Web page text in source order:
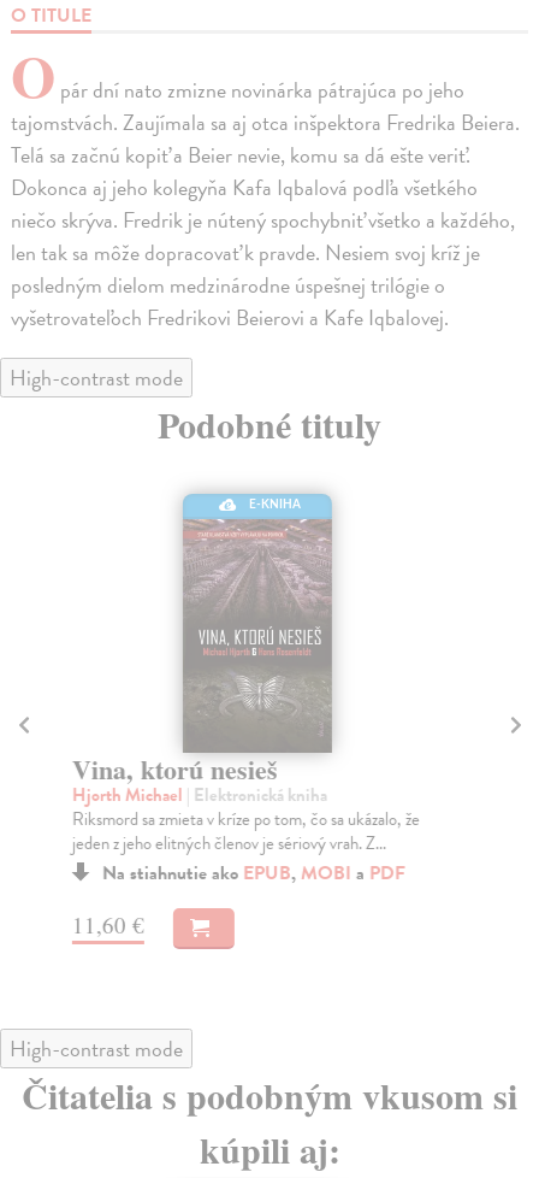
O TITULE
O pár dní nato zmizne novinárka pátrajúca po jeho
tajomstvách. Zaujímala sa aj otca inšpektora Fredrika Beiera.
Telá sa začnú kopiť a Beier nevie, komu sa dá ešte veriť.
Dokonca aj jeho kolegyňa Kafa Iqbalová podľa všetkého
niečo skrýva. Fredrik je nútený spochybniť všetko a každého,
len tak sa môže dopracovať k pravde. Nesiem svoj kríž je
posledným dielom medzinárodne úspešnej trilógie o
vyšetrovateľoch Fredrikovi Beierovi a Kafe Iqbalovej.
High-contrast mode
Podobné tituly
E-KNIHA
Vina, ktorú nesieš
Hjorth Michael | Elektronická kniha
Riksmord sa zmieta v kríze po tom, čo sa ukázalo, že
jeden z jeho elitných členov je sériový vrah. Z...
Na stiahnutie ako EPUB,MOBI a PDF
11,60 €
High-contrast mode
Čitatelia s podobným vkusom si
kúpili aj: